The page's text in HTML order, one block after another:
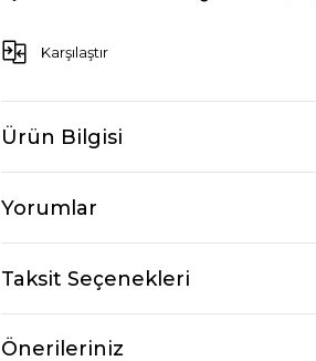
Karşılaştır
Ürün Bilgisi
Yorumlar
Taksit Seçenekleri
Önerileriniz